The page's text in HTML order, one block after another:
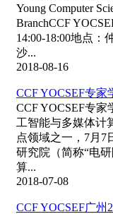
Young Computer
BranchCCF
14:00-18:00地点：
沙...
2018-08-16
CCF YOCSEF专
CCF YOCSEF专
工智能与多媒体计
点领域之一，7月7
研究院（简称“电
算...
2018-07-08
CCF YOCSEF广州